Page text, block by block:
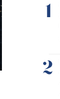
1
2